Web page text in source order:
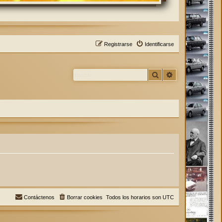
Identificarse
Registrarse
Buscar Búsqueda
Todos los horarios son UTC
Borrar cookies
Contáctenos